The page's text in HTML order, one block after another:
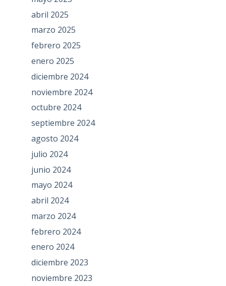
abril 2025
marzo 2025
febrero 2025
enero 2025
diciembre 2024
noviembre 2024
octubre 2024
septiembre 2024
agosto 2024
julio 2024
junio 2024
mayo 2024
abril 2024
marzo 2024
febrero 2024
enero 2024
diciembre 2023
noviembre 2023